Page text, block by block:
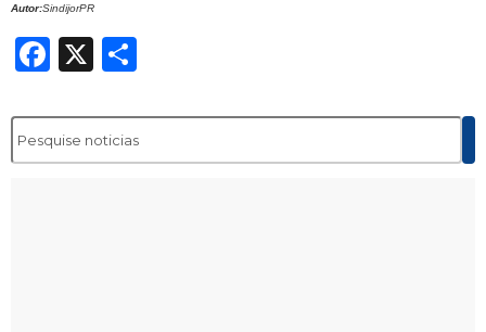
Autor:SindijorPR
Facebook
X